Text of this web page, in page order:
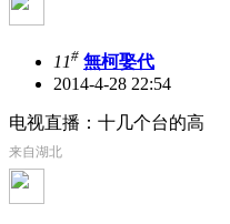
11# 無柯娶代
2014-4-28 22:54
电视直播：十几个台的高
来自湖北